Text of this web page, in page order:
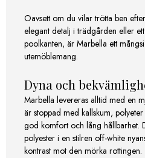
Oavsett om du vilar trötta ben
elegant detalj i trädgården eller
poolkanten, är Marbella ett
utemöblemang.
Dyna och
Marbella levereras alltid med en
är stoppad med kallskum,
god komfort och lång hållbarhet.
polyester i en stilren off-white
kontrast mot den mörka rottingen.